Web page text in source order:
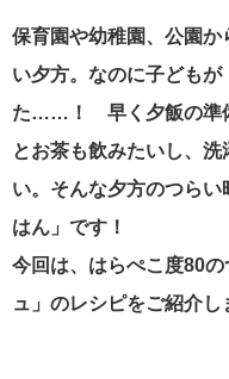
保育園や幼稚園、公園
い夕方。なのに子ども
た……！ 早く夕飯の準
とお茶も飲みたいし、
い。 そんな夕方のつら
はん」です！
今回は、はらぺこ度80
ュ」のレシピをご紹介し